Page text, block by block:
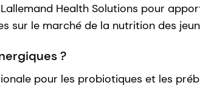
Health Solutions pour
sur le marché de la nutrition des
?
pour les probiotiques et les